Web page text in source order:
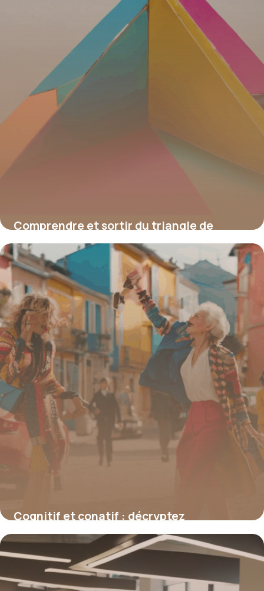
Comprendre et sortir du triangle de
Karpman : Guide complet en PDF
19 juin 2026
Cognitif et conatif : décryptez
l’articulation entre pensée et action
16 juin 2026